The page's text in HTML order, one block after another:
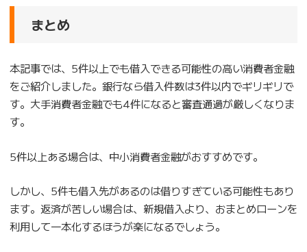
まとめ
本記事では、5件以上でも借入できる可能性の高い消費者金融
をご紹介しました。銀行なら借入件数は3件以内でギリギリで
す。大手消費者金融でも4件になると審査通過が厳しくなりま
す。
5件以上ある場合は、中小消費者金融がおすすめです。
しかし、5件も借入先があるのは借りすぎている可能性もあり
ます。返済が苦しい場合は、新規借入より、おまとめローンを
利用して一本化するほうが楽になるでしょう。